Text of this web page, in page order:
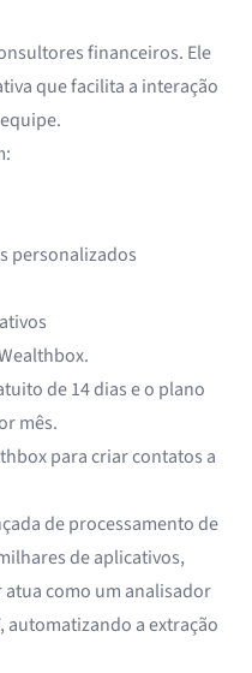
financeiros. Ele
que facilita a interação
personalizados
.
de 14 dias e o plano
mês.
para criar contatos a
de processamento de
de aplicativos,
como um analisador
, automatizando aextração